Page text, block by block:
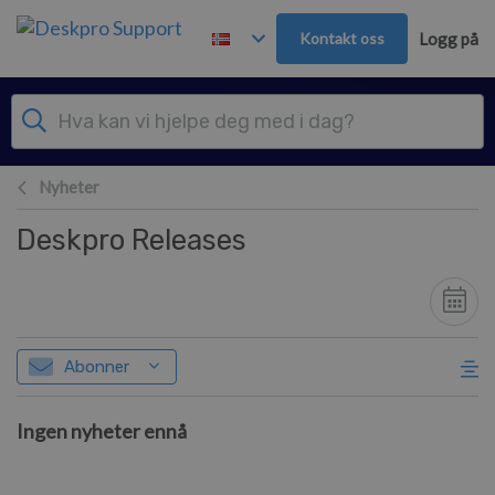
Hopp over til hovedinnhold
Kontakt oss Logg på
Nyheter
Deskpro Releases
Abonner
Ingen nyheter ennå